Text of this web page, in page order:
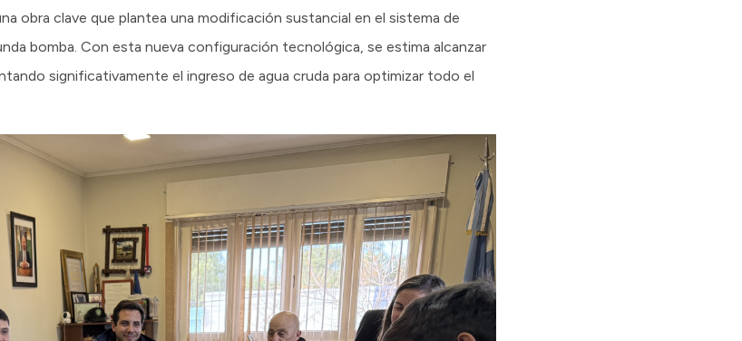
obra clave que plantea una modificación sustancial en el sistema de
bomba. Con esta nueva configuración tecnológica, se estima alcanzar
significativamente el ingreso de agua cruda para optimizar todo el